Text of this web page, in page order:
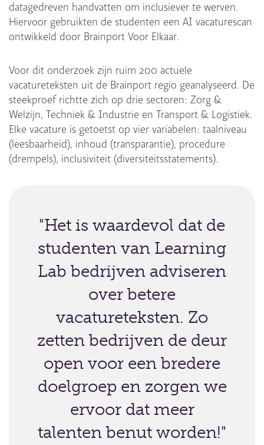
datagedreven handvatten om inclusiever te werven.
Hiervoor gebruikten de studenten een AI vacaturescan
ontwikkeld door Brainport Voor Elkaar.
Voor dit onderzoek zijn ruim 200 actuele
vacatureteksten uit de Brainport regio geanalyseerd. De
steekproef richtte zich op drie sectoren: Zorg &
Welzijn, Techniek & Industrie en Transport & Logistiek.
Elke vacature is getoetst op vier variabelen: taalniveau
(leesbaarheid), inhoud (transparantie), procedure
(drempels), inclusiviteit (diversiteitsstatements).
"Het is waardevol dat de
studenten van Learning
Lab bedrijven adviseren
over betere
vacatureteksten. Zo
zetten bedrijven de deur
open voor een bredere
doelgroep en zorgen we
ervoor dat meer
talenten benut worden!"